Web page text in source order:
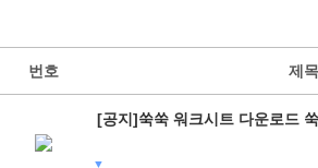
번호 제목
[공지]쑥쑥 워크시트 다운로드
▼